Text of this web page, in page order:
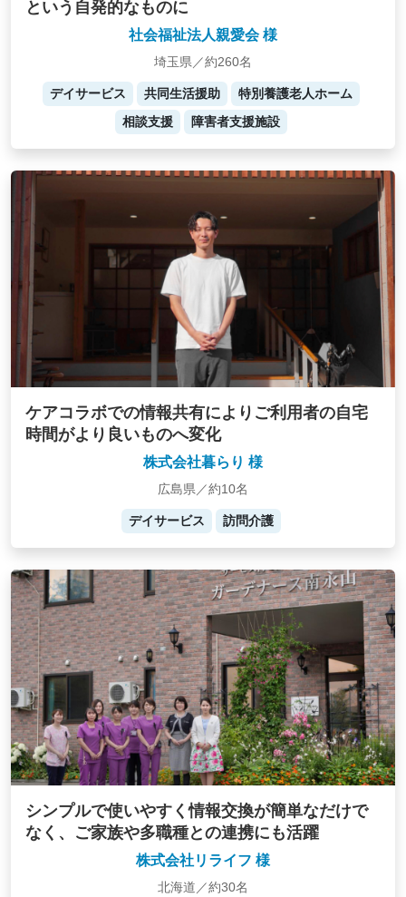
という自発的なものに
社会福祉法人親愛会 様
埼玉県／約260名
デイサービス 共同生活援助
特別養護老人ホーム
相談支援
障害者支援施設
ケアコラボでの情報共有によりご利用者の自宅
時間がより良いものへ変化
株式会社暮らり 様
広島県／約10名
デイサービス 訪問介護
シンプルで使いやすく情報交換が簡単なだけで
なく、ご家族や多職種との連携にも活躍
株式会社リライフ 様
北海道／約30名